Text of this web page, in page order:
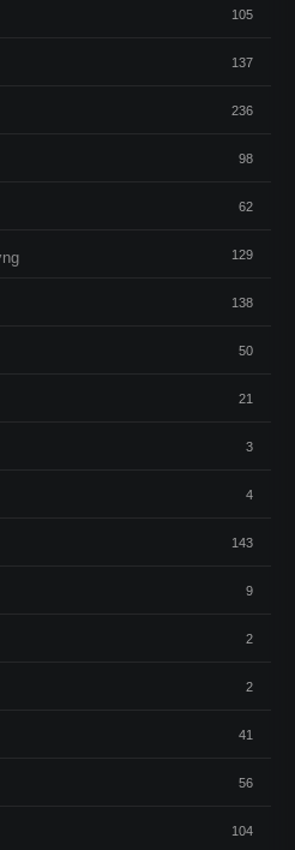
105
137
236
98
62
129
138
50
21
3
4
143
9
2
2
41
56
104